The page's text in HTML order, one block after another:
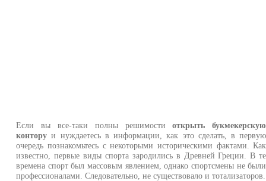
Если вы все-таки полны решимостиоткрыть букмекерскую
контору и нуждаетесь в информации, как это сделать, в первую
очередь познакомьтесь с некоторыми историческими фактами. Как
известно, первые виды спорта зародились в Древней Греции. В те
времена спорт был массовым явлением, однако спортсмены не были
профессионалами. Следовательно, не существовало и тотализаторов.